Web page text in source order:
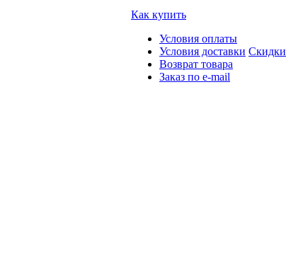
Как купить
Условия оплаты
Условия доставки
Возврат товара
Заказ по e-mail
Скидки